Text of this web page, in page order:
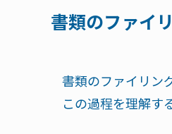
書類のファイ
書類のファイリン
この過程を理解す